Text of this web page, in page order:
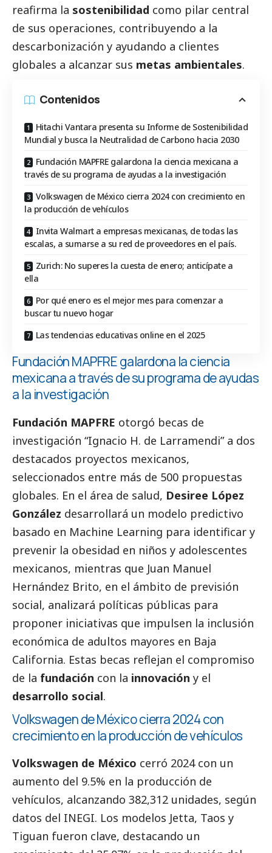
reafirma la sostenibilidad como pilar central
de sus operaciones, contribuyendo a la
descarbonización y ayudando a clientes
globales a alcanzar sus metas ambientales.
Contenidos
Hitachi Vantara presenta su Informe de Sostenibilidad
Mundial y busca la Neutralidad de Carbono hacia 2030
Fundación MAPFRE galardona la ciencia mexicana a
través de su programa de ayudas a la investigación
Volkswagen de México cierra 2024 con crecimiento en
la producción de vehículos
Invita Walmart a empresas mexicanas, de todas las
escalas, a sumarse a su red de proveedores en el país.
Zurich: No superes la cuesta de enero; anticípate a
ella
Por qué enero es el mejor mes para comenzar a
buscar tu nuevo hogar
Las tendencias educativas online en el 2025
Fundación MAPFRE galardona la ciencia
mexicana a través de su programa de ayudas
a la investigación
Fundación MAPFRE otorgó becas de
investigación “Ignacio H. de Larramendi” a dos
destacados proyectos mexicanos,
seleccionados entre más de 500 propuestas
globales. En el área de salud, Desiree López
González desarrollará un modelo predictivo
basado en Machine Learning para identificar y
prevenir la obesidad en niños y adolescentes
mexicanos, mientras que Juan Manuel
Hernández Brito, en el ámbito de previsión
social, analizará políticas públicas para
proponer iniciativas que impulsen la inclusión
económica de adultos mayores en Baja
California. Estas becas reflejan el compromiso
de la fundación con la innovación y el
desarrollo social.
Volkswagen de México cierra 2024 con
crecimiento en la producción de vehículos
Volkswagen de México cerró 2024 con un
aumento del 9.5% en la producción de
vehículos, alcanzando 382,312 unidades, según
datos del INEGI. Los modelos Jetta, Taos y
Tiguan fueron clave, destacando un